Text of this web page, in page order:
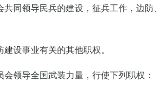
共同领导民兵的建设，征兵工作，边
建设事业有关的其他职权。
领导全国武装力量，行使下列职权：